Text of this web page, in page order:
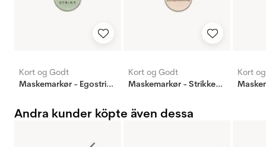
Kort og Godt
Maskemarkør - Egostrikk - lys turkis
Kort og Godt
Maskemarkør - Strikkedronning - lys brun
Kort
Andra kunder köpte även dessa